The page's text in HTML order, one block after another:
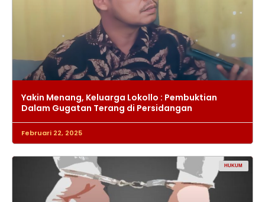
Yakin Menang, Keluarga Lokollo : Pembuktian
Dalam Gugatan Terang di Persidangan
Februari 22, 2025
HUKUM